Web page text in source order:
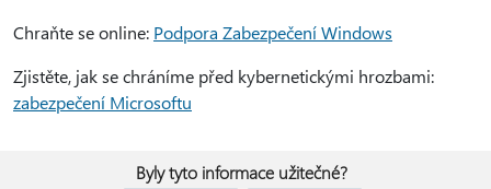
Chraňte se online: Podpora Zabezpečení Windows
Zjistěte, jak se chráníme před kybernetickými hrozbami:
zabezpečení Microsoftu
Byly tyto informace užitečné?